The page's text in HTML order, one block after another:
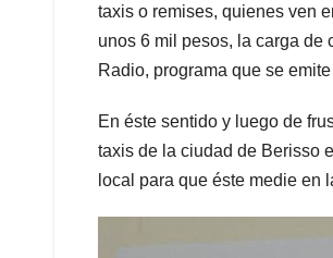
taxis o remises, quienes ven
unos 6 mil pesos, la carga
Radio, programa que se
En éste sentido y luego de
taxis de la ciudad de Berisso
local para que éste medie en